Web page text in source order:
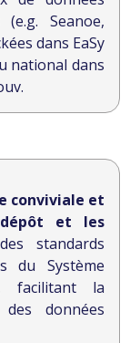
Seanoe,
dans EaSy
national dans
conviviale et
et les
standards
du Système
facilitant la
données